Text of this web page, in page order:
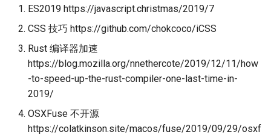
ES2019 https://javascript.christmas/2019/7
CSS 技巧 https://github.com/chokcoco/iCSS
Rust 编译器加速
https://blog.mozilla.org/nnethercote/2019/12/11/how
-to-speed-up-the-rust-compiler-one-last-time-in-
2019/
OSXFuse 不开源
https://colatkinson.site/macos/fuse/2019/09/29/osxf